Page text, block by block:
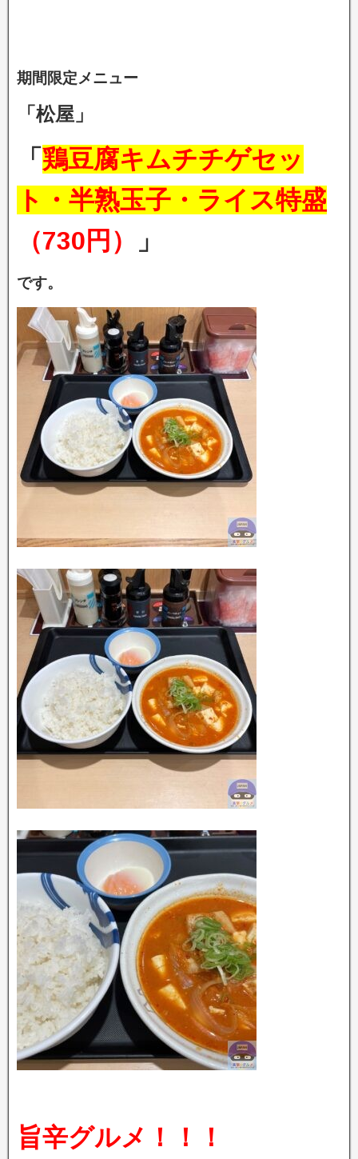
期間限定メニュー
「松屋」
「 鶏豆腐キムチチゲセッ
ト・半熟玉子・ライス特盛
（730円）
」
です。
旨辛グルメ！！！